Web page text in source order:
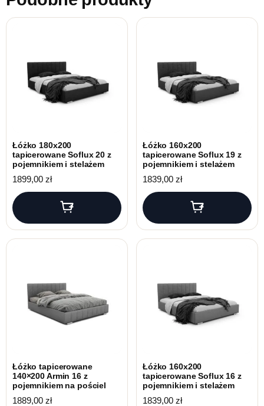
Łóżko 180x200
tapicerowane Soflux 20 z
pojemnikiem i stelażem
1899,00 zł
Łóżko 160x200
tapicerowane Soflux 19 z
pojemnikiem i stelażem
1839,00 zł
Łóżko tapicerowane
140×200 Armin 16 z
pojemnikiem na pościel
1889,00 zł
Łóżko 160x200
tapicerowane Soflux 16 z
pojemnikiem i stelażem
1839,00 zł